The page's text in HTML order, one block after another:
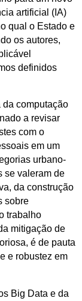
artificial (IA)
qual o Estado e
os autores,
definidos
computação
a revisar
com o
em um
urbano-
se valeram de
da construção
sobre
trabalho
mitigação de
é de pauta
e robustez em
Big Data e da